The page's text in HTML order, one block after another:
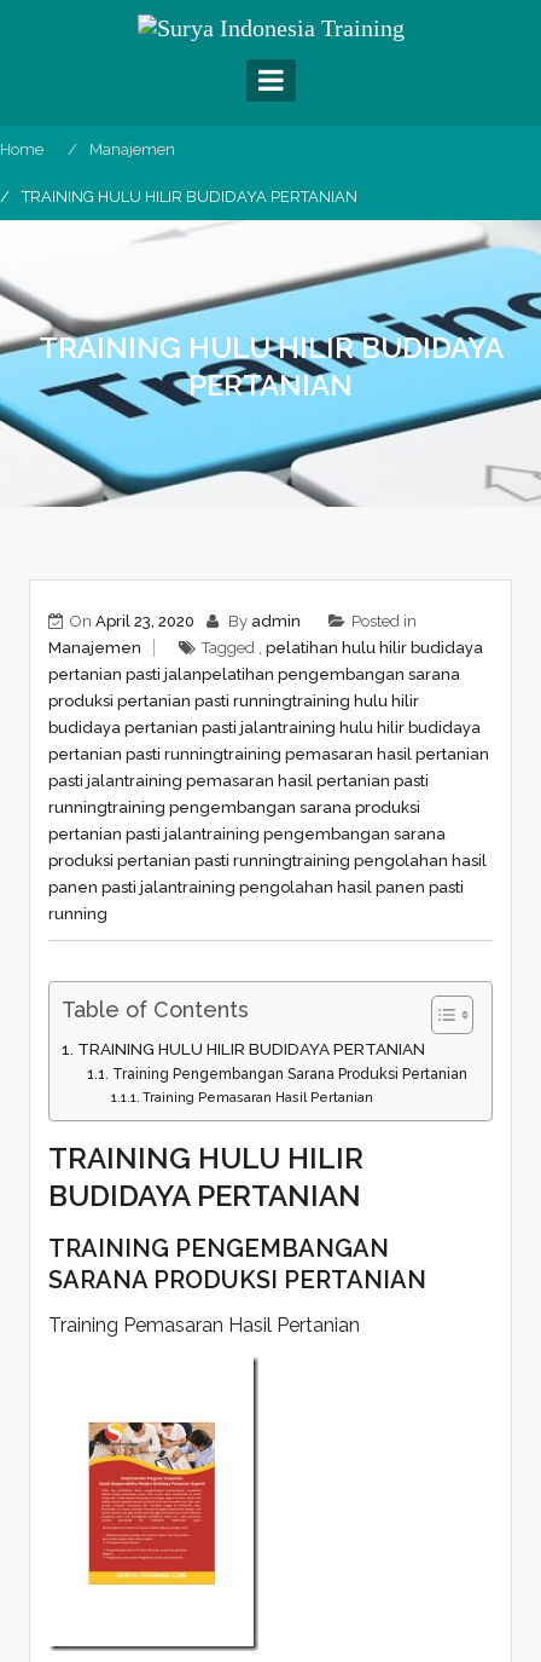
Home Manajemen
TRAINING HULU HILIR BUDIDAYA PERTANIAN
TRAINING HULU HILIR BUDIDAYA
PERTANIAN
On April 23, 2020 By admin
Posted in
Manajemen
Tagged , pelatihan hulu hilir budidaya
pertanian pasti jalanpelatihan pengembangan sarana
produksi pertanian pasti runningtraining hulu hilir
budidaya pertanian pasti jalantraining hulu hilir budidaya
pertanian pasti runningtraining pemasaran hasil pertanian
pasti jalantraining pemasaran hasil pertanian pasti
runningtraining pengembangan sarana produksi
pertanian pasti jalantraining pengembangan sarana
produksi pertanian pasti runningtraining pengolahan hasil
panen pasti jalantraining pengolahan hasil panen pasti
running
Table of Contents
TRAINING HULU HILIR BUDIDAYA PERTANIAN
Training Pengembangan Sarana Produksi Pertanian
Training Pemasaran Hasil Pertanian
TRAINING HULU HILIR
BUDIDAYA PERTANIAN
TRAINING PENGEMBANGAN
SARANA PRODUKSI PERTANIAN
Training Pemasaran Hasil Pertanian